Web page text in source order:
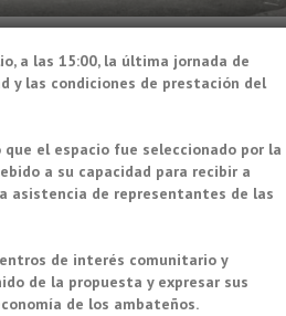
a las 15:00, la última jornada de
y las condiciones de prestación del
el espacio fue seleccionado por la
a su capacidad para recibir a
asistencia de representantes de las
de interés comunitario y
de la propuesta y expresar sus
de los ambateños.